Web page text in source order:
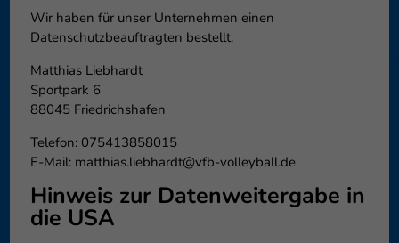
Wir haben für unser Unternehmen einen
Datenschutzbeauftragten bestellt.
Matthias Liebhardt
Sportpark 6
88045 Friedrichshafen
Telefon: 075413858015
E-Mail: matthias.liebhardt@vfb-volleyball.de
Hinweis zur Datenweitergabe in
die USA